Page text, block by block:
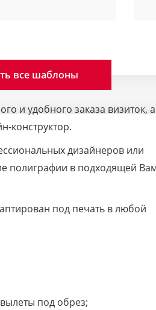
все шаблоны
и удобного заказа визиток, а
конструктор.
дизайнеров или
полиграфии в подходящей
под печать в любой
под обрез;